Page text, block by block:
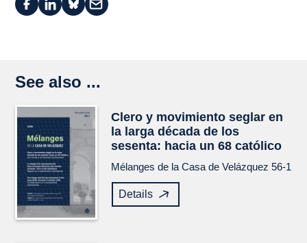
See also ...
Clero y movimiento seglar en
la larga década de los
sesenta: hacia un 68 católico
Mélanges de la Casa de Velázquez 56-1
Details